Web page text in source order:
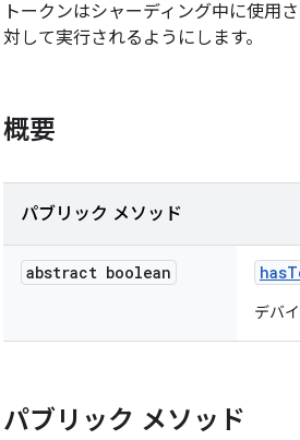
トークンはシャーディング中に使用
対して実行されるようにします。
概要
パブリック メソッド
abstract boolean has
デバ
パブリック メソッド